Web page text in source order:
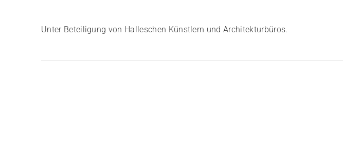
Unter Beteiligung von Halleschen Künstlern und Architekturbüros.